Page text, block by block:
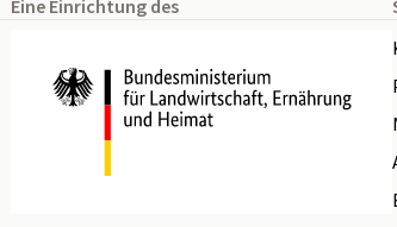
Eine Einrichtung des